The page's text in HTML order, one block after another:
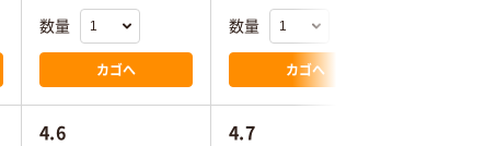
数量
カゴへ
数量
カゴへ
4.6 4.7